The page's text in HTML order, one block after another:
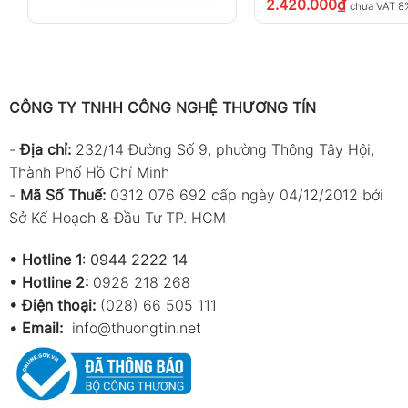
Đo nhiệt độ lò nung, lò hơi
Sử dụng trong phòng thí nghiệm
Đo nhiệt độ tại các vị trí khó tiếp cận
Phụ kiện sản phẩm
Pin 9V
Túi đựng thiết bị
Quy trình đo lường bằng
Thiết bị đo nhiệt độ chuyên dụng Tenmars TM-80N
chính xác cao trong công nghiệp, điện – điện tử
2.420.000₫ chưa VAT
CÔNG TY TNHH CÔNG NGHỆ THƯƠNG TÍN
-Địa chỉ: 232/14 Đường Số 9, phường Thông Tây Hội,
Thành Phố Hồ Chí Minh
- Mã Số Thuế: 0312 076 692 cấp ngày 04/12/2012 bởi
Sở Kế Hoạch & Đầu Tư TP. HCM
• Hotline 1: 0944 2222 14
• Hotline 2: 0928 218 268
• Điện thoại: (028) 66 505 111
• Email: info@thuongtin.net